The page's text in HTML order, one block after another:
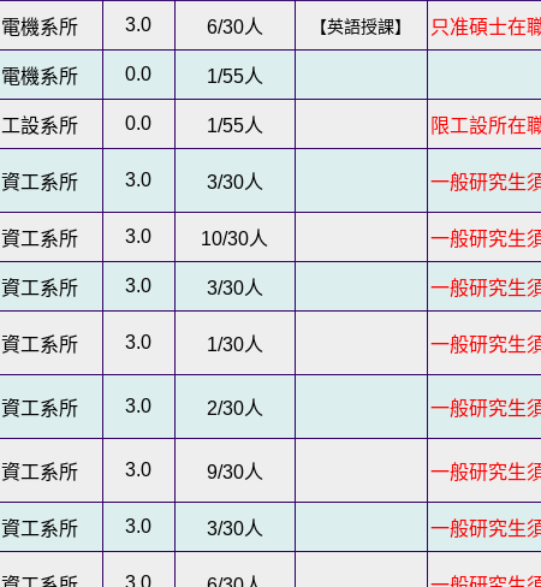
電機系所 3.0 6/30人 【英語授課】 只准碩士在
電機系所 0.0 1/55人
工設系所 0.0 1/55人 限工設所在
資工系所 3.0 3/30人 一般研究生
資工系所 3.0 10/30人 一般研究生
資工系所 3.0 3/30人 一般研究生
資工系所 3.0 1/30人 一般研究生
資工系所 3.0 2/30人 一般研究生
資工系所 3.0 9/30人 一般研究生
資工系所 3.0 3/30人 一般研究生
3.0